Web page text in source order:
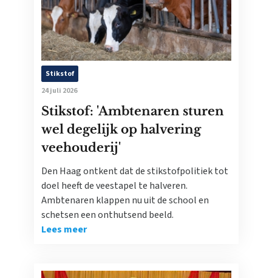
Stikstof
24 juli 2026
Stikstof: 'Ambtenaren sturen
wel degelijk op halvering
veehouderij'
Den Haag ontkent dat de stikstofpolitiek tot
doel heeft de veestapel te halveren.
Ambtenaren klappen nu uit de school en
schetsen een onthutsend beeld.
Lees meer